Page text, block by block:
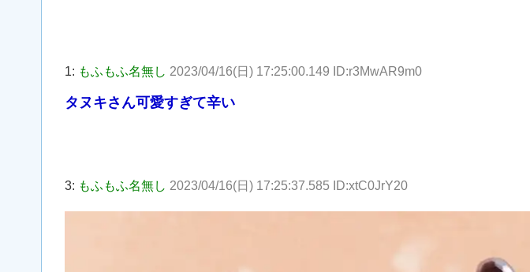
1: もふもふ名無し 2023/04/16(日) 17:25:00.149 ID:r3MwAR9m0
タヌキさん可愛すぎて辛い
3: もふもふ名無し 2023/04/16(日) 17:25:37.585 ID:xtC0JrY20